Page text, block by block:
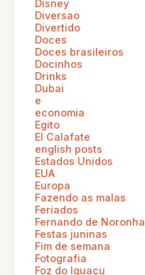
Disney
Diversao
Divertido
Doces
Doces brasileiros
Docinhos
Drinks
Dubai
e
economia
Egito
El Calafate
english posts
Estados Unidos
EUA
Europa
Fazendo as malas
Feriados
Fernando de Noronha
Festas juninas
Fim de semana
Fotografia
Foz do Iguaçu